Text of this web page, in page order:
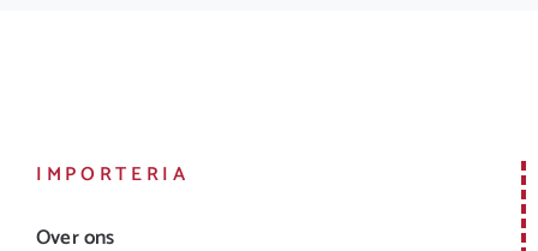
IMPORTERIA
Over ons